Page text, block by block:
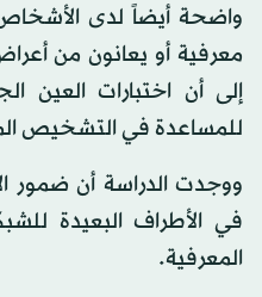
واضحة أيضاً لدى
معرفية أو يعانون من
إلى أن اختبارات العين
للمساعدة في التشخيص
ووجدت الدراسة أن ضمور
في الأطراف البعيدة
المعرفية.